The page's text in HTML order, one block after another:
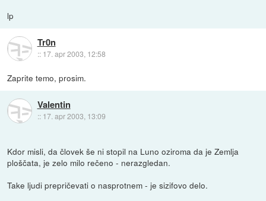
lp
Tr0n
:: 17. apr 2003, 12:58
Zaprite temo, prosim.
Valentin
:: 17. apr 2003, 13:09
Kdor misli, da človek še ni stopil na Luno oziroma da je Zemlja
ploščata, je zelo milo rečeno - nerazgledan.
Take ljudi prepričevati o nasprotnem - je sizifovo delo.